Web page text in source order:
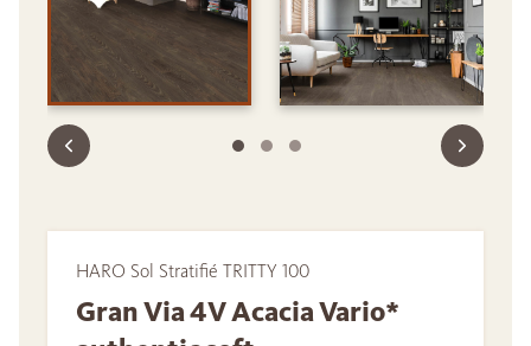
HARO Sol Stratifié TRITTY 100
Gran Via 4V Acacia Vario*